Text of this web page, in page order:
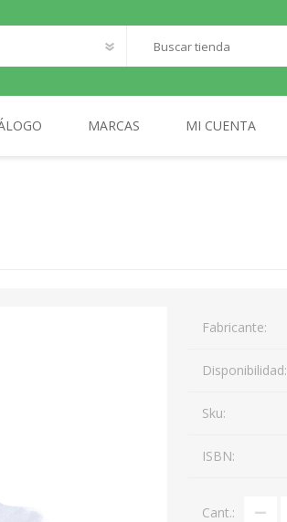
MARCAS MI CUENTA
Fabricante:
Disponibilidad:
Sku:
ISBN:
Cant.: